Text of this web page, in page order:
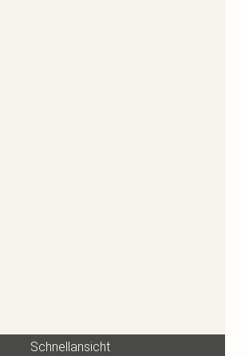
Schnellansicht